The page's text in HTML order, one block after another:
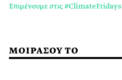
Επιμένουμε στις #ClimateFridays
ΜΟΙΡΑΣΟΥ ΤΟ